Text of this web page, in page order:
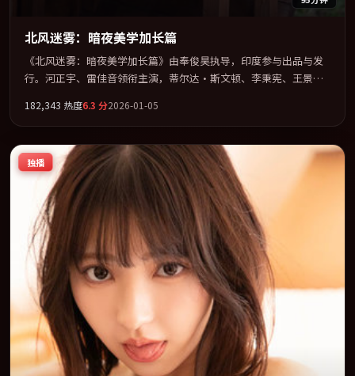
北风迷雾：暗夜美学加长篇
《北风迷雾：暗夜美学加长篇》由奉俊昊执导，印度参与出品与发
行。河正宇、雷佳音领衔主演，蒂尔达·斯文顿、李秉宪、王景
片以「冒险」类型为骨架，在叙事、表演与视听上力求统一。定于
2026-12-11 在内地院线及主流平台同步亮相，2026 年度话题片中口
碑稳健，适合喜欢强情节与人物弧光的观众完整观看。
182,343 热度6.3 分2026-01-05
独播